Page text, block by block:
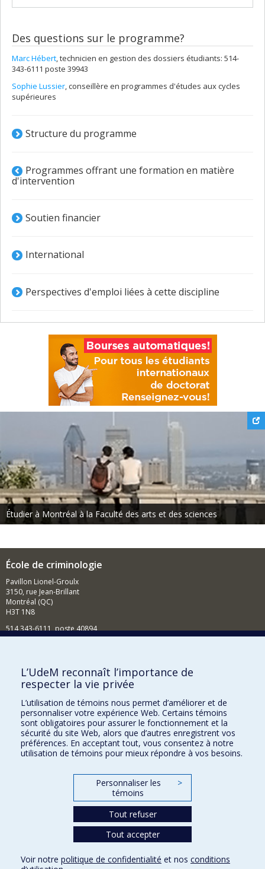
Des questions sur le programme?
Marc Hébert , technicien en gestion des dossiers étudiants: 514-
343-6111 poste 39943
Sophie Lussier , conseillère en programmes d'études aux cycles
supérieures
Structure du programme
Programmes offrant une formation en matière
d'intervention
Soutien financier
International
Perspectives d'emploi liées à cette discipline
Étudier à Montréal à la Faculté des arts et des sciences
École de criminologie
Pavillon Lionel-Groulx
3150, rue Jean-Brillant
Montréal (QC)
H3T 1N8
514 343-6111, poste 40894
Comment soutenir l'École?
BESOIN D'AIDE?
Plan du site
Signaler une erreur
Accessibilité
FACULTÉ DES ARTS ET DES SCIENCES
Nos départements et écoles
L’UdeM reconnaît l’importance de
respecter la vie privée
L’utilisation de témoins nous permet d’améliorer et de
personnaliser votre expérience Web. Certains témoins
sont obligatoires pour assurer le fonctionnement et la
sécurité du site Web, alors que d’autres enregistrent vos
préférences. En acceptant tout, vous consentez à notre
utilisation de témoins pour mieux répondre à vos besoins.
Personnaliser les
témoins
>
Tout refuser
Tout accepter
Voir notre politique de confidentialité et nos conditions